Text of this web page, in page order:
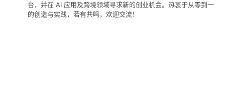
台，并在 AI 应用及跨境领域寻求新的创业机会。热衷于从零到一
的创造与实践，若有共鸣，欢迎交流！